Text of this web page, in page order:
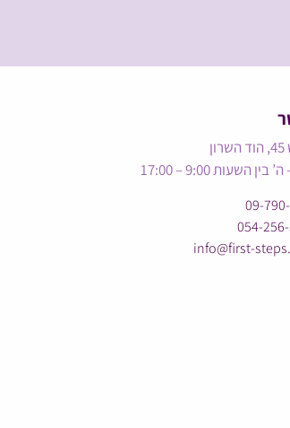
השעות 9:00 – 17:00
09-
054-
info@first-